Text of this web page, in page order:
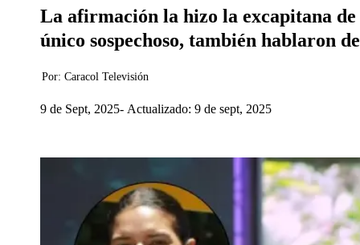
La afirmación la hizo la excapitana de
único sospechoso, también hablaron
Por: Caracol Televisión
9 de Sept, 2025 Actualizado: 9 de sept, 2025